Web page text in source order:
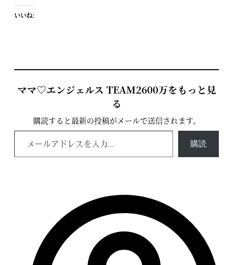
いいね:
ママ♡エンジェルス TEAM2600万をもっと見
る
購読すると最新の投稿がメールで送信されます。
購読